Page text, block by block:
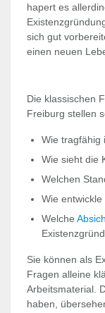
hapert es
sich gut
einen neuen
Die klassischen
Freiburg stellen
Wie
Wie sieht die
Welchen
Wie
Welche
Sie können als
Fragen alleine
Arbeitsmaterial.
haben,